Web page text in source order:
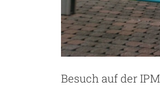
Besuch auf der